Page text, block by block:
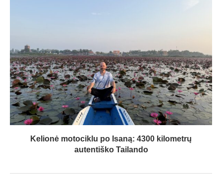
Kelionė motociklu po Isaną: 4300 kilometrų
autentiško Tailando